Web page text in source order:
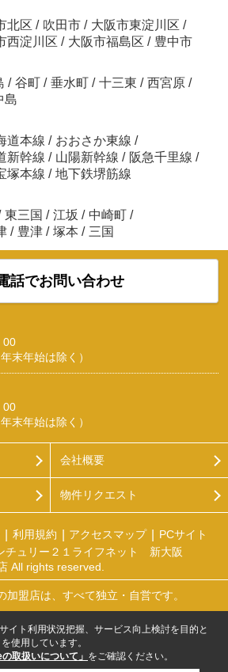
北区 / 吹田市 / 大阪市東淀川区 /
西淀川区 / 大阪市福島区 / 豊中市
/ 谷町 / 垂水町 / 十三東 / 西宮原 /
島
道本線 / おおさか東線 /
新幹線 / 山陽新幹線 / 阪急千里線 /
塚本線 / 地下鉄堺筋線
東三国 / 江坂 / 中崎町 /
/ 豊津 / 塚本 / 三国
話でお問い合わせ
00
末年始は除く）
00
末年始は除く）
会社概要
物件リクエスト
利用規約 アクセスマップ
PCサイト
チュリー２１ライフネット 新大阪
All rights reserved.
加盟店は、すべて独立・自営です。
イト利用状況把握、サービス向上検討を目的と
使用しています。
の取扱いについて」 をご確認ください。